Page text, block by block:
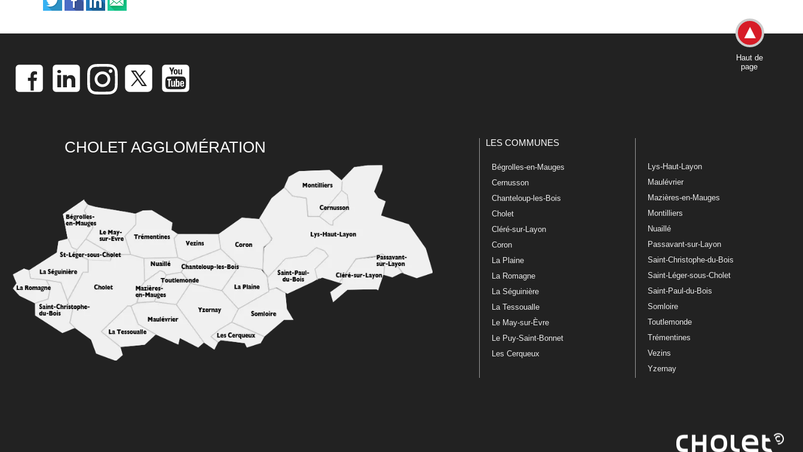
Haut de
page
CHOLET AGGLOMÉRATION LES COMMUNES
Bégrolles-en-Mauges
Cernusson
Chanteloup-les-Bois
Cholet
Cléré-sur-Layon
Coron
La Plaine
La Romagne
La Séguinière
La Tessoualle
Le May-sur-Èvre
Le Puy-Saint-Bonnet
Les Cerqueux
Lys-Haut-Layon
Maulévrier
Mazières-en-Mauges
Montilliers
Nuaillé
Passavant-sur-Layon
Saint-Christophe-du-Bois
Saint-Léger-sous-Cholet
Saint-Paul-du-Bois
Somloire
Toutlemonde
Trémentines
Vezins
Yzernay